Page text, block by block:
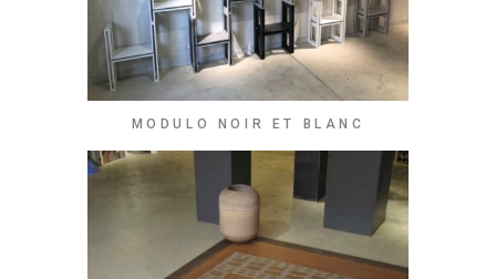
MODULO NOIR ET BLANC